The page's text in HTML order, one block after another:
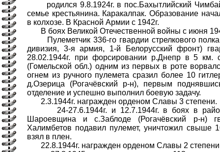
родился 9.8.1924г. в пос.Бахытлийский
семье крестьянина. Каракалпак. Образование
в колхозе. В Красной Армии с 1942г.
В боях Великой Отечественной войны с июня
Пулеметчик 336-го гвардии стрелкового полка
дивизия, 3-я армия, 1-й Белорусский фронт)
28.02.1944г. при форсировании р.Днепр в 5 км.
(Гомельской обл.) одним из первых в роте
огнем из ручного пулемета сразил более 10
д.Озерица (Рогачёвский р-н), первым
отделение и успешно выполнил боевую задачу.
2.3.1944г. награжден орденом Славы 3 степени.
24-27.6.1944г. и 12.7.1944г. в боях в
Шароевщина и с.Заблоде (Рогачёвский р-н)
Халимбетов подавил пулемет, уничтожил свыше
взял в плен.
22.8.1944г. награжден орденом Славы 2